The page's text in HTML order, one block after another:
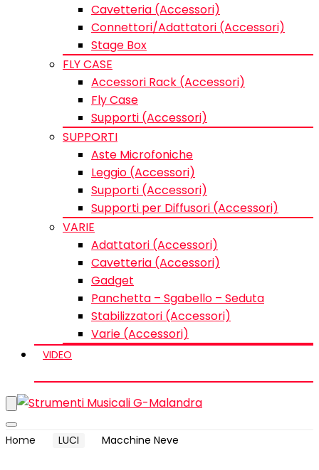
Cavetteria (Accessori)
Connettori/Adattatori (Accessori)
Stage Box
FLY CASE
Accessori Rack (Accessori)
Fly Case
Supporti (Accessori)
SUPPORTI
Aste Microfoniche
Leggio (Accessori)
Supporti (Accessori)
Supporti per Diffusori (Accessori)
VARIE
Adattatori (Accessori)
Cavetteria (Accessori)
Gadget
Panchetta – Sgabello – Seduta
Stabilizzatori (Accessori)
Varie (Accessori)
VIDEO
Home LUCI Macchine Neve